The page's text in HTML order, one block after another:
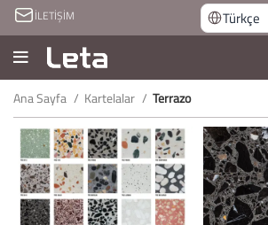
İLETİŞİM Türkçe
Ana Sayfa Kartelalar Terrazo